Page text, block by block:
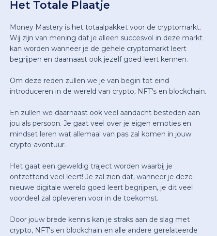
Het Totale Plaatje
Money Mastery is het totaalpakket voor de cryptomarkt.
Wij zijn van mening dat je alleen succesvol in deze markt
kan worden wanneer je de gehele cryptomarkt leert
begrijpen en daarnaast ook jezelf goed leert kennen.
Om deze reden zullen we je van begin tot eind
introduceren in de wereld van crypto, NFT's en blockchain.
En zullen we daarnaast ook veel aandacht besteden aan
jou als persoon. Je gaat veel over je eigen emoties en
mindset leren wat allemaal van pas zal komen in jouw
crypto-avontuur.
Het gaat een geweldig traject worden waarbij je
ontzettend veel leert! Je zal zien dat, wanneer je deze
nieuwe digitale wereld goed leert begrijpen, je dit veel
voordeel zal opleveren voor in de toekomst.
Door jouw brede kennis kan je straks aan de slag met
crypto, NFT's en blockchain en alle andere gerelateerde